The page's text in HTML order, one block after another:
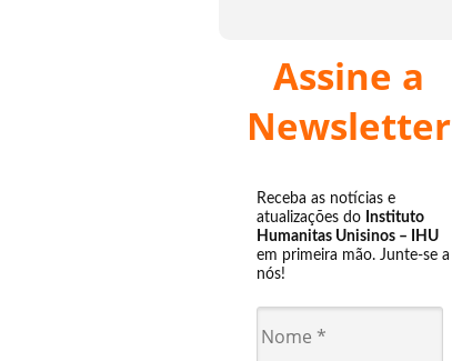
Assine a
Newsletter
Receba as notícias e
atualizações do Instituto
Humanitas Unisinos – IHU
em primeira mão. Junte-se a
nós!